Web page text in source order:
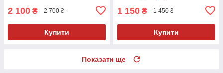
2 100 ₴ 2 700 ₴
Купити
1 150 ₴ 1 450 ₴
Купити
Показати ще